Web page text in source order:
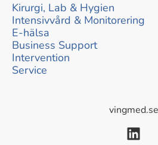
Kirurgi, Lab & Hygien
Intensivvård & Monitorering
E-hälsa
Business Support
Intervention
Service
vingmed.se